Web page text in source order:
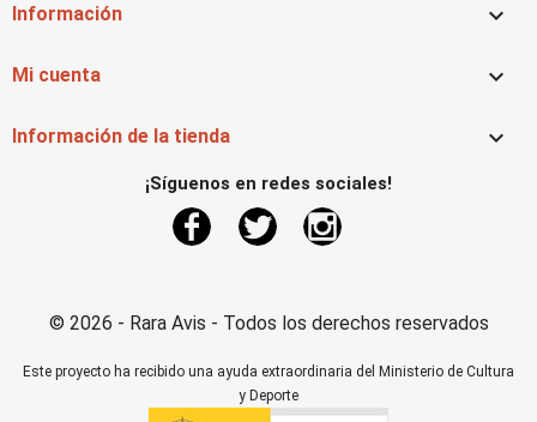
Información 
Mi cuenta 
Información de la tienda 
¡Síguenos en redes sociales!
FacebookTwitter
© 2026 - Rara Avis - Todos los derechos reservados
Este proyecto ha recibido una ayuda extraordinaria del Ministerio de Cultura
y Deporte